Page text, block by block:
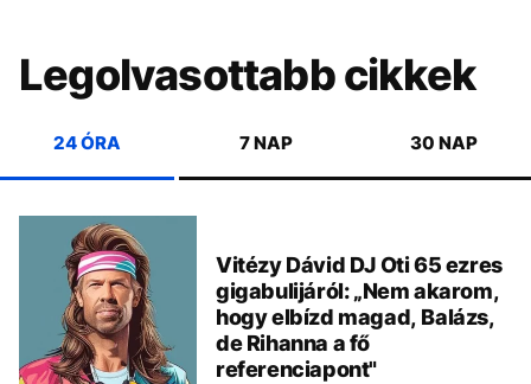
Legolvasottabb cikkek
24 ÓRA 7 NAP 30 NAP
Vitézy Dávid DJ Oti 65 ezres
gigabulijáról: „Nem akarom,
hogy elbízd magad, Balázs,
de Rihanna a fő
referenciapont"